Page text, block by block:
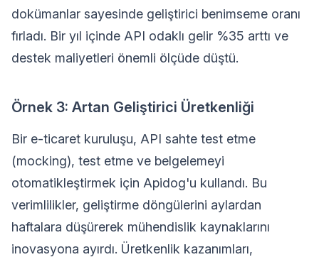
dokümanlar sayesinde geliştirici benimseme oranı
fırladı. Bir yıl içinde API odaklı gelir %35 arttı ve
destek maliyetleri önemli ölçüde düştü.
Örnek 3: Artan Geliştirici Üretkenliği
Bir e-ticaret kuruluşu, API sahte test etme
(mocking), test etme ve belgelemeyi
otomatikleştirmek için Apidog'u kullandı. Bu
verimlilikler, geliştirme döngülerini aylardan
haftalara düşürerek mühendislik kaynaklarını
inovasyona ayırdı. Üretkenlik kazanımları,